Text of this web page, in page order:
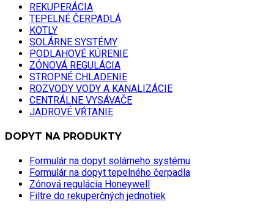
REKUPERÁCIA
TEPELNÉ ČERPADLÁ
KOTLY
SOLÁRNE SYSTÉMY
PODLAHOVÉ KÚRENIE
ZÓNOVÁ REGULÁCIA
STROPNÉ CHLADENIE
ROZVODY VODY A KANALIZÁCIE
CENTRÁLNE VYSÁVAČE
JADROVÉ VŔTANIE
DOPYT NA PRODUKTY
Formulár na dopyt solárneho systému
Formulár na dopyt tepelného čerpadla
Zónová regulácia Honeywell
Filtre do rekuperčných jednotiek